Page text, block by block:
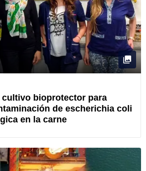
cultivo bioprotector para
de escherichia coli
en la carne